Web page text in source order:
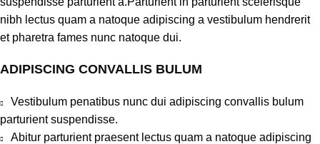
nibh lectus quam a natoque adipiscing a vestibulum hendrerit
et pharetra fames nunc natoque dui.
ADIPISCING CONVALLIS BULUM
Vestibulum penatibus nunc dui adipiscing convallis bulum
parturient suspendisse.
Abitur parturient praesent lectus quam a natoque adipiscing